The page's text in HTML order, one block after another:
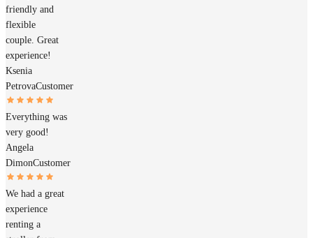
friendly and
flexible
couple. Great
experience!
Ksenia
PetrovaCustomer
Everything was
very good!
Angela
DimonCustomer
We had a great
experience
renting a